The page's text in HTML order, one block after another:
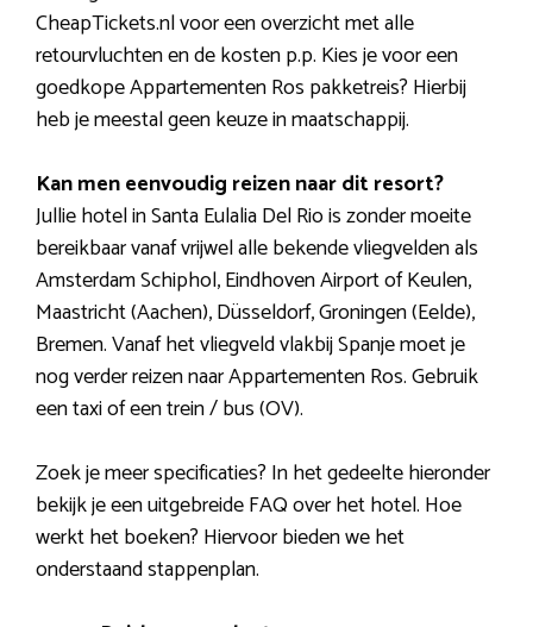
CheapTickets.nl voor een overzicht met alle
retourvluchten en de kosten p.p. Kies je voor een
goedkope Appartementen Ros pakketreis? Hierbij
heb je meestal geen keuze in maatschappij.
Kan men eenvoudig reizen naar dit resort?
Jullie hotel in Santa Eulalia Del Rio is zonder moeite
bereikbaar vanaf vrijwel alle bekende vliegvelden als
Amsterdam Schiphol, Eindhoven Airport of Keulen,
Maastricht (Aachen), Düsseldorf, Groningen (Eelde),
Bremen. Vanaf het vliegveld vlakbij Spanje moet je
nog verder reizen naar Appartementen Ros. Gebruik
een taxi of een trein / bus (OV).
Zoek je meer specificaties? In het gedeelte hieronder
bekijk je een uitgebreide FAQ over het hotel. Hoe
werkt het boeken? Hiervoor bieden we het
onderstaand stappenplan.